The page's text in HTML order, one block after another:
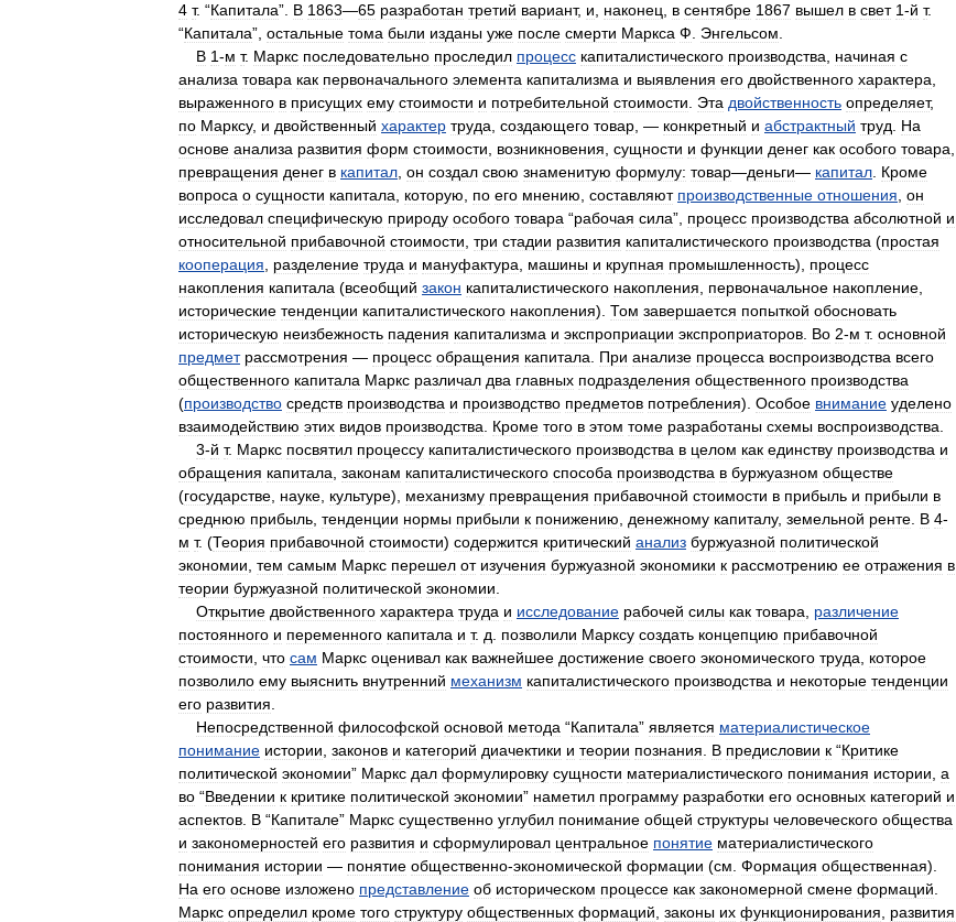
4 т. “Капитала”. В 1863—65 разработан третий вариант, и наконец в сентябре 1867 вышел в свет 1-й т.
“Капитала”, остальные тома были изданы уже после смерти Маркса Ф Энгельсом
В 1-м т. Маркс последовательно проследил процесс капиталистического производства начиная с
анализа товара как первоначального элемента капитализма и выявления его двойственного характера
выраженного в присущих ему стоимости и потребительной стоимости Эта двойственность определяет,
по Марксу, и двойственный характер труда создающего товар , — конкретный и абстрактный труд
На
основе анализа развития форм стоимости возникновения сущности и функции денег как особого товара
превращения денег в капитал он создал свою знаменитую формулу: товар—деньги— капитал Кроме
вопроса о сущности капитала которую по его мнению составляют производственные отношения он
исследовал специфическую природу особого товара “рабочая сила”, процесс производства абсолютной и
относительной прибавочной стоимости три стадии развития капиталистического производства (простая
кооперация
разделение труда и мануфактура машины и крупная промышленность), процесс
накопления капитала (всеобщий закон капиталистического накопления первоначальное накопление
исторические тенденции капиталистического накопления). Том завершается попыткой обосновать
историческую неизбежность падения капитализма и экспроприации экспроприаторов Во 2-м т. основной
предмет рассмотрения — процесс обращения капитала При анализе процесса воспроизводства всего
общественного капитала Маркс различал два главных подразделения общественного производства
(производство средств производства и производство предметов потребления). Особое внимание уделено
взаимодействию этих видов производства Кроме того в этом томе разработаны схемы воспроизводства
3-й т. Маркс посвятил процессу капиталистического производства в целом как единству производства и
обращения капитала законам капиталистического способа производства в буржуазном обществе
(государстве науке культуре), механизму превращения прибавочной стоимости в прибыль и прибыли в
среднюю прибыль тенденции нормы прибыли к понижению денежному капиталу, земельной ренте В 4-
м т. (Теория прибавочной стоимости) содержится критический анализ буржуазной политической
экономии тем самым Маркс перешел от изучения буржуазной экономики к рассмотрению ее отражения в
теории буржуазной политической экономии
Открытие двойственного характера труда и исследование рабочей силы как товара
различение
постоянного и переменного капитала и т. д позволили Марксу создать концепцию прибавочной
стоимости что сам Маркс оценивал как важнейшее достижение своего экономического труда
которое
позволило ему выяснить внутренний механизм капиталистического производства и некоторые тенденции
его развития
Непосредственной философской основой метода “Капитала” является материалистическое
понимание истории законов и категорий диачектики и теории познания В предисловии к “Критике
политической экономии” Маркс дал формулировку сущности материалистического понимания истории а
во “Введении к критике политической экономии” наметил программу разработки его основных категорий и
аспектов В “Капитале” Маркс существенно углубил понимание общей структуры человеческого общества
и закономерностей его развития и сформулировал центральное понятие материалистического
понимания истории — понятие общественно-экономической формации (см Формация общественная).
На его основе изложено представление об историческом процессе как закономерной смене формаций
Маркс определил кроме того структуру общественных формаций законы их функционирования
развития